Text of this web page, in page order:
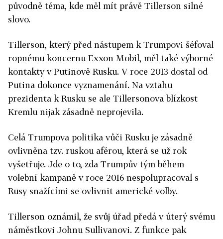
původně téma, kde měl mít právě Tillerson silné
slovo.
Tillerson, který před nástupem k Trumpovi šéfoval
ropnému koncernu Exxon Mobil, měl také výborné
kontakty v Putinově Rusku. V roce 2013 dostal od
Putina dokonce vyznamenání. Na vztahu
prezidenta k Rusku se ale Tillersonova blízkost
Kremlu nijak zásadně neprojevila.
Celá Trumpova politika vůči Rusku je zásadně
ovlivněna tzv. ruskou aférou, která se už rok
vyšetřuje. Jde o to, zda Trumpův tým během
volební kampaně v roce 2016 nespolupracoval s
Rusy snažícími se ovlivnit americké volby.
Tillerson oznámil, že svůj úřad předá v úterý svému
náměstkovi Johnu Sullivanovi. Z funkce pak